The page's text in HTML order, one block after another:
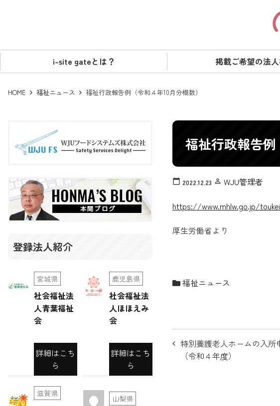
i-site gateとは？ 掲載ご希望の法
HOME 福祉ニュース 福祉行政報告例（令和４年10月分概数）
福祉行政報告例
calendar_today 2022.12.23 person_outline WJU管理者
https://www.mhlw.go.jp/
厚生労働省より
福祉ニュース
投特別養護老人ホームの入所
（令和４年度）
登録法人紹介
宮城県
社会福祉法
人青葉福祉
会
詳細はこち
ら
鹿児島県
社会福祉法
人ほほえみ
会
詳細はこち
ら
滋賀県
山梨県